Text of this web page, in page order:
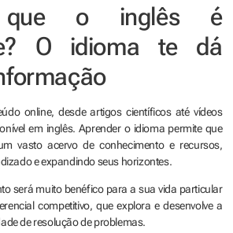
o inglês é
O idioma te dá
online, desde artigos científicos até vídeos
em inglês. Aprender o idioma permite que
vasto acervo de conhecimento e recursos,
e expandindo seus horizontes.
será muito benéfico para a sua vida particular
competitivo, que explora e desenvolve a
de resolução de problemas.